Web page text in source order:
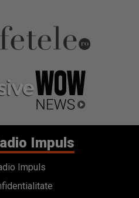
Impuls
Impuls